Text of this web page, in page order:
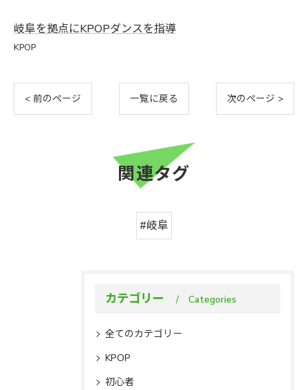
岐阜を拠点にKPOPダンスを指導
KPOP
< 前のページ 一覧に戻る 次のページ >
関連タグ
#岐阜
カテゴリー Categories
全てのカテゴリー
KPOP
初心者